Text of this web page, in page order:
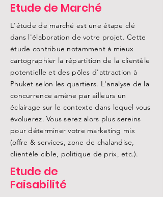
Etude de Marché
L'étude de marché est une étape clé
dans l'élaboration de votre projet. Cette
étude contribue notamment à mieux
cartographier la répartition de la clientèle
potentielle et des pôles d'attraction à
Phuket selon les quartiers. L'analyse de la
concurrence amène par ailleurs un
éclairage sur le contexte dans lequel vous
évoluerez. Vous serez alors plus sereins
pour déterminer votre marketing mix
(offre & services, zone de chalandise,
clientèle cible, politique de prix, etc.).
Etude de
Faisabilité